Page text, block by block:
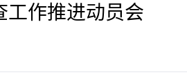
工作推进动员会